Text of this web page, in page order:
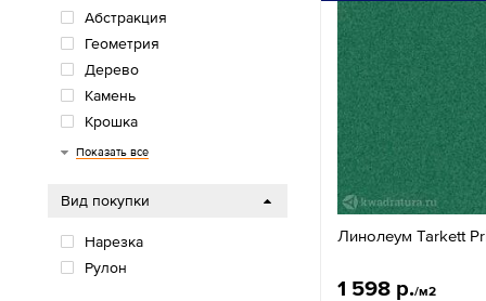
Линолеум Tarkett
1 598 р./м2
Абстракция
Геометрия
Дерево
Камень
Крошка
Узоры
Показать все
Вид покупки
Нарезка
Рулон